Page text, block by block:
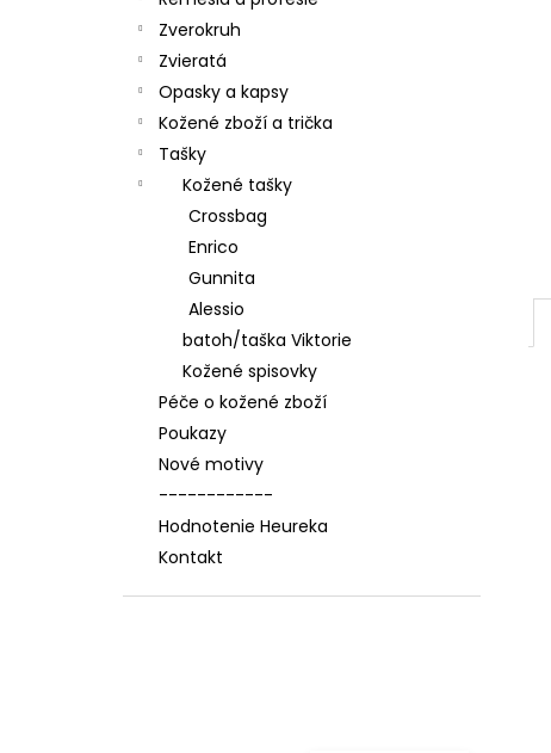
Zverokruh
Zvieratá
Opasky a kapsy
Kožené zboží a trička
Tašky
Kožené tašky
Crossbag
Enrico
Gunnita
Alessio
batoh/taška Viktorie
Kožené spisovky
Péče o kožené zboží
Poukazy
Nové motivy
------------
Hodnotenie Heureka
Kontakt